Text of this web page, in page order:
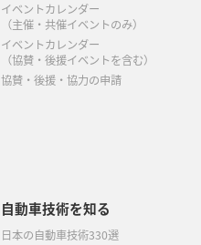
イベントカレンダー
（主催・共催イベントのみ）
イベントカレンダー
（協賛・後援イベントを含む）
協賛・後援・協力の申請
自動車技術を知る
日本の自動車技術330選